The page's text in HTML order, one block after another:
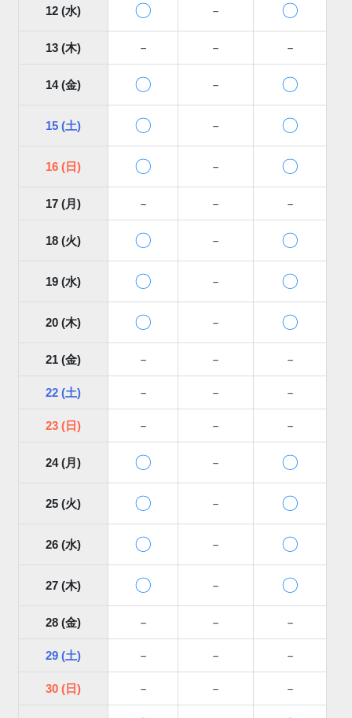
12 (水) 〇 － 〇
13 (木) － － －
14 (金) 〇 － 〇
15 (土) 〇 － 〇
16 (日) 〇 － 〇
17 (月) － － －
18 (火) 〇 － 〇
19 (水) 〇 － 〇
20 (木) 〇 － 〇
21 (金) － － －
22 (土) － － －
23 (日) － － －
24 (月) 〇 － 〇
25 (火) 〇 － 〇
26 (水) 〇 － 〇
27 (木) 〇 － 〇
28 (金) － － －
29 (土) － － －
30 (日) － － －